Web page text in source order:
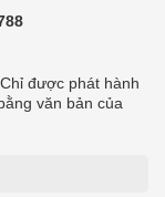
được phát hành
văn bản của